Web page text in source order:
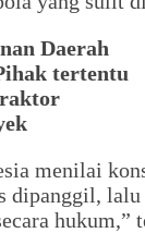
Daerah
tertentu
menilai
dipanggil,
hukum,”